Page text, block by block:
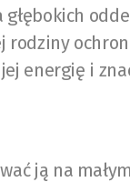
rodziny
energię i
ją na